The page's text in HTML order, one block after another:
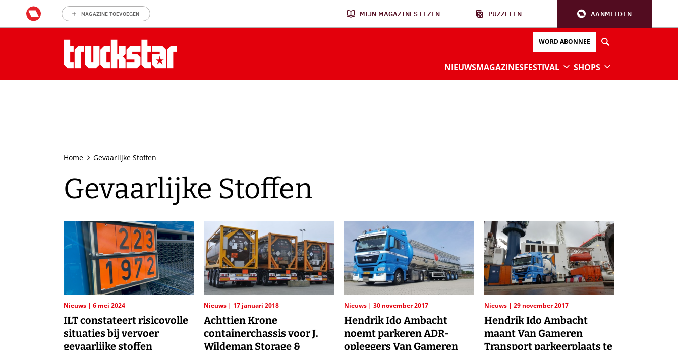
MAGAZINE TOEVOEGEN MIJN MAGAZINES LEZEN PUZZELEN AANMELDEN
WORD ABONNEE
NIEUWSMAGAZINESFESTIVAL SHOPS
Home Gevaarlijke Stoffen
Gevaarlijke Stoffen
Nieuws 6 mei 2024
ILT constateert risicovolle
situaties bij vervoer
gevaarlijke stoffen
Nieuws 17 januari 2018
Achttien Krone
containerchassis voor J.
Wildeman Storage &
Nieuws 30 november 2017
Hendrik Ido Ambacht
noemt parkeren ADR-
opleggers Van Gameren
Nieuws 29 november 2017
Hendrik Ido Ambacht
maant Van Gameren
Transport parkeerplaats te